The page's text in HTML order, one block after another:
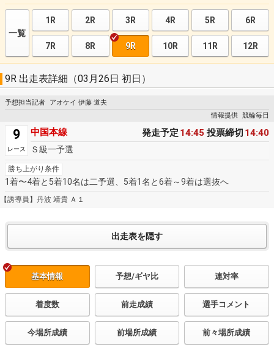
一覧
1R 2R 3R 4R 5R 6R
7R 8R 9R 10R 11R 12R
9R 出走表詳細（03月26日 初日）
予想担当記者
アオケイ 伊藤 道夫
情報提供 競輪毎日
9
レース
中国本線 発走予定 14:45 投票締切 14:40
Ｓ級一予選
勝ち上がり条件
1着〜4着と5着10名は二予選、5着1名と6着～9着は選抜へ
【誘導員】丹波 靖貴 Ａ１
基本情報 予想/ギヤ比 連対率
着度数 前走成績 選手コメント
今場所成績 前場所成績 前々場所成績